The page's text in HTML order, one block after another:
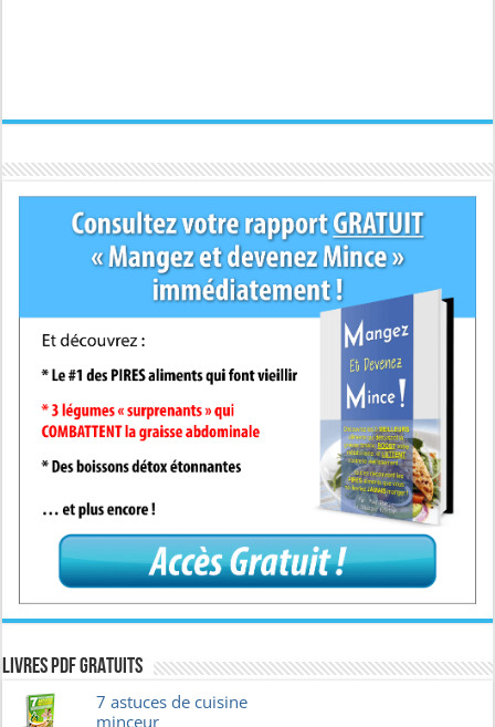
Livres pdf GRATUITS
7 astuces de cuisine
minceur